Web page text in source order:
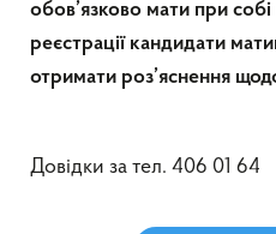
обов’язково мати при
реєстрації кандидати
отримати роз’яснення
Довідки за тел. 406 01 64